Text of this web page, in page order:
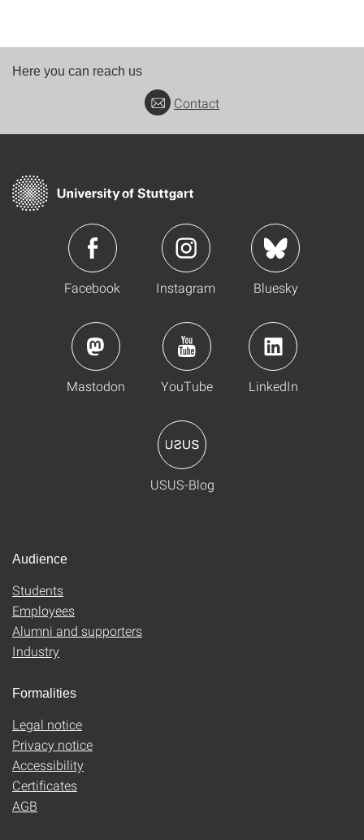
Here you can reach us
Contact
Facebook Instagram Bluesky
Mastodon YouTube LinkedIn
USUS-Blog
Audience
Students
Employees
Alumni and supporters
Industry
Formalities
Legal notice
Privacy notice
Accessibility
Certificates
AGB